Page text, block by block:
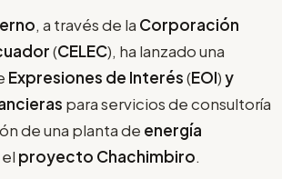
, a través de la Corporación
(CELEC), ha lanzado una
Expresiones de Interés(EOI)y
para servicios de consultoría
de una planta de energía
proyecto Chachimbiro.